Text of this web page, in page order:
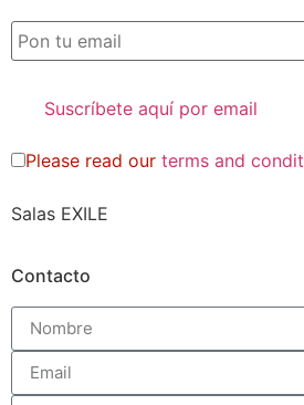
Please read our terms and
Salas EXILE
Contacto